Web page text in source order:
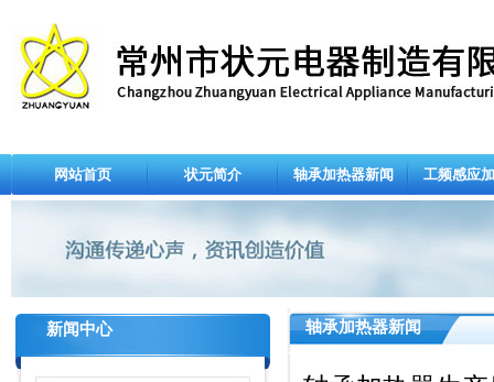
网站首页 状元简介 轴承加热器新闻 工频感应
新闻中心 轴承加热器新闻